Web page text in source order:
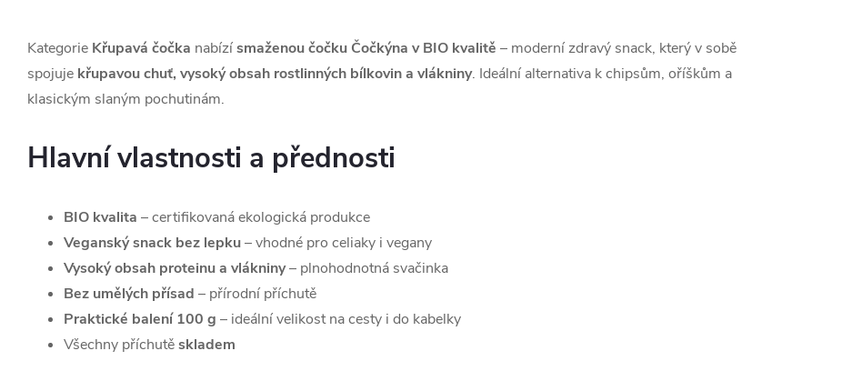
v
l
á
d
Kategorie Křupavá čočka nabízísmaženou čočku Čočkýna v BIO kvalitě – moderní zdravý snack, který v sobě
spojuje křupavou chuť, vysoký obsah rostlinných bílkovin a vlákniny. Ideální alternativa k chipsům, oříškům a
klasickým slaným pochutinám.
Hlavní vlastnosti a přednosti
BIO kvalita – certifikovaná ekologická produkce
Veganský snack bez lepku– vhodné pro celiaky i vegany
Vysoký obsah proteinu a vlákniny– plnohodnotná svačinka
Bez umělých přísad – přírodní příchutě
Praktické balení 100 g – ideální velikost na cesty i do kabelky
Všechny příchutěskladem